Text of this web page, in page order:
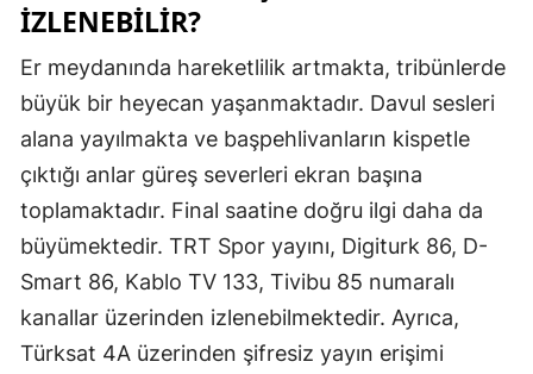
Malatya
Manisa
Mardin
Muğla
Muş
Nevşehir
İZLENEBILIR?
Er meydanında hareketlilik artmakta, tribünlerde
büyük bir heyecan yaşanmaktadır. Davul sesleri
alana yayılmakta ve başpehlivanların kispetle
çıktığı anlar güreş severleri ekran başına
toplamaktadır. Final saatine doğru ilgi daha da
büyümektedir. TRT Spor yayını, Digiturk 86, D-
Smart 86, Kablo TV 133, Tivibu 85 numaralı
kanallar üzerinden izlenebilmektedir. Ayrıca,
Türksat 4A üzerinden şifresiz yayın erişimi